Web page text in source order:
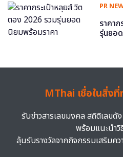
PR
ราคา
รุ่นยอ
MThai เชื่อในสิ่งที่
รับข่าวสารเลขมงคล สถิติเลขดั
พร้อมแนะนำวิ
ลุ้นรับรางวัลจากกิจกรรมเสริมค